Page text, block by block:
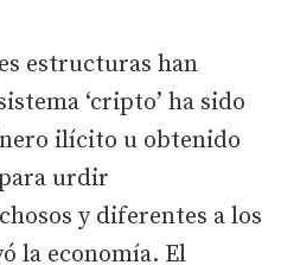
estructuras han
‘cripto’ ha sido
ilícito u obtenido
urdir
y diferentes a los
la economía. El